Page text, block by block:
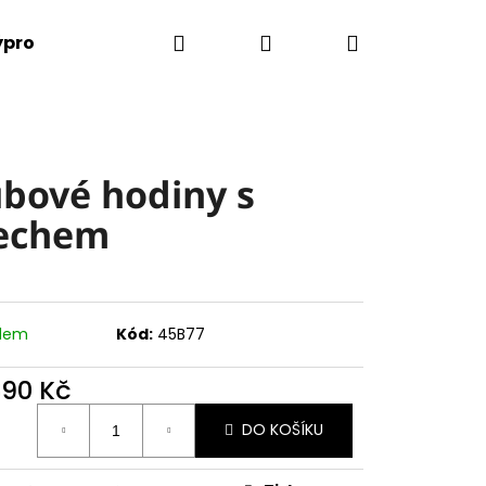
Kontaktujte nás
Hledat PřihlášeníNákupní
hodiny s
Kód: 45B77
Kč
DO KOŠÍKU